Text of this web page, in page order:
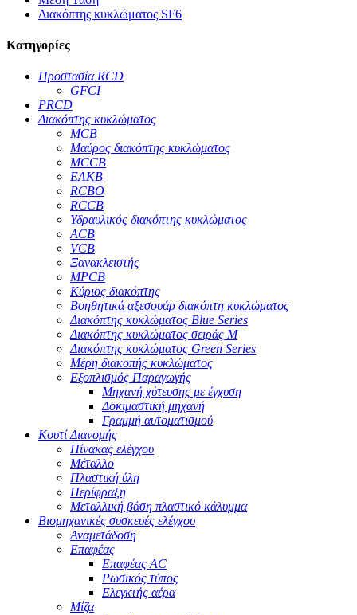
Διακόπτης κυκλώματος SF6
Κατηγορίες
Προστασία RCD
GFCI
PRCD
Διακόπτης κυκλώματος
MCB
Μαύρος διακόπτης κυκλώματος
MCCB
ΕΛΚΒ
RCBO
RCCB
Υδραυλικός διακόπτης κυκλώματος
ACB
VCB
Ξανακλειστής
MPCB
Κύριος διακόπτης
Βοηθητικά αξεσουάρ διακόπτη κυκλώματος
Διακόπτης κυκλώματος Blue Series
Διακόπτης κυκλώματος σειράς M
Διακόπτης κυκλώματος Green Series
Μέρη διακοπής κυκλώματος
Εξοπλισμός Παραγωγής
Μηχανή χύτευσης με έγχυση
Δοκιμαστική μηχανή
Γραμμή αυτοματισμού
Κουτί Διανομής
Πίνακας ελέγχου
Μέταλλο
Πλαστική ύλη
Περίφραξη
Μεταλλική βάση πλαστικό κάλυμμα
Βιομηχανικές συσκευές ελέγχου
Αναμετάδοση
Επαφέας
Επαφέας AC
Ρωσικός τύπος
Ελεγκτής αέρα
Μίζα